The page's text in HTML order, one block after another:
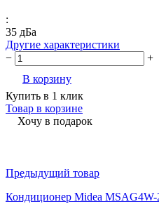
:
35 дБа
Другие характеристики
−
+
В корзину
Купить в 1 клик
Товар в корзине
Хочу в подарок
Предыдущий товар
Кондиционер Midea